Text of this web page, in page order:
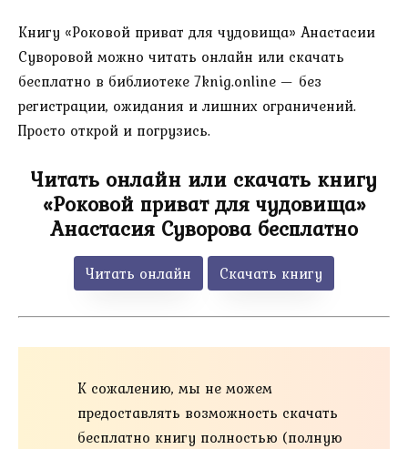
Книгу «Роковой приват для чудовища» Анастасии
Суворовой можно читать онлайн или скачать
бесплатно в библиотеке 7knig.online — без
регистрации, ожидания и лишних ограничений.
Просто открой и погрузись.
Читать онлайн или скачать книгу
«Роковой приват для чудовища»
Анастасия Суворова бесплатно
Читать онлайн Скачать книгу
К сожалению, мы не можем
предоставлять возможность скачать
бесплатно книгу полностью (полную